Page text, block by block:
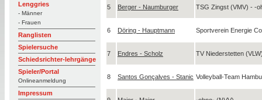
Lenggries
- Männer
- Frauen
Ranglisten
Spielersuche
Schiedsrichter-lehrgänge
Spieler/Portal
Onlineanmeldung
Impressum
5 Berger - Naumburger TSG Zingst (VMV) - -
6 Döring - Hauptmann Sportverein Energie
7 Endres - Scholz TV Niederstetten
8 Santos Gonçalves - Stanic Volleyball-Team